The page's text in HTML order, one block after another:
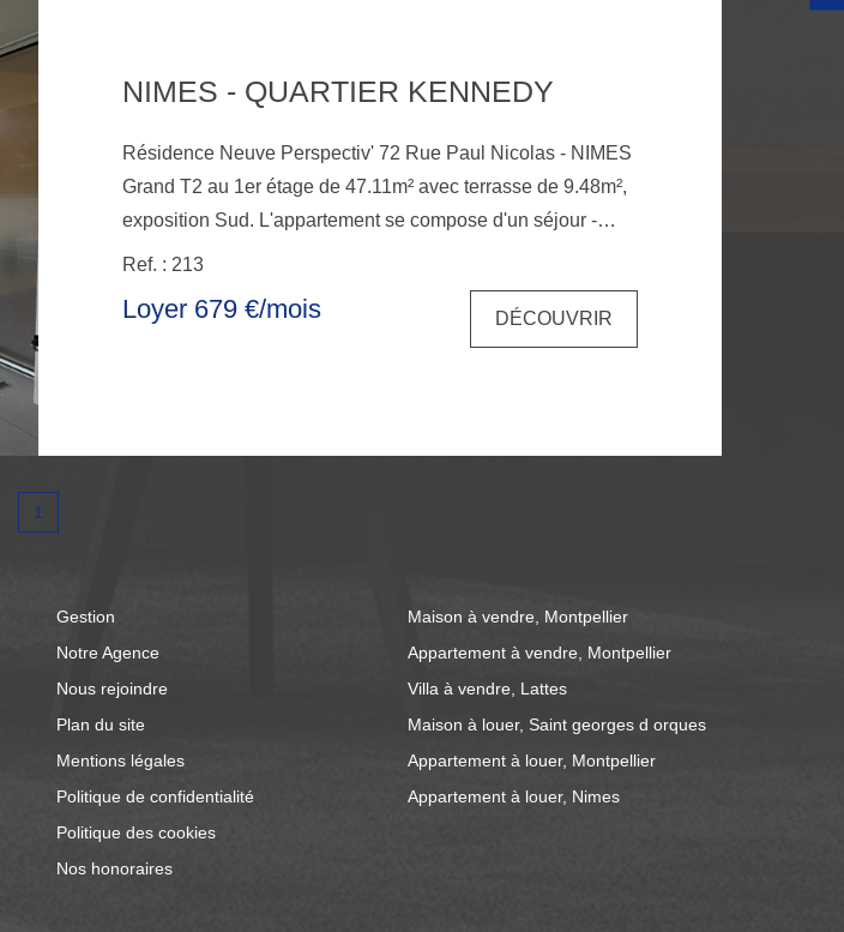
NIMES - QUARTIER KENNEDY
Résidence Neuve Perspectiv' 72 Rue Paul Nicolas - NIMES
Grand T2 au 1er étage de 47.11m² avec terrasse de 9.48m²,
exposition Sud. L'appartement se compose d'un séjour -
cuisine équipée de 25.17m², d'une chambre de 16m², d'une
salle de bain et d'un WC séparé. Deux places de parking
extérieures couvertes incluses.. A proximité de l'avenue
Kennedy et des arrêts de Tram Bus ligne T2 « les Amandiers
pour l'état des lieux). Disponible à partir du 4 Septembre.
Ref. : 213
Loyer 679 €/mois DÉCOUVRIR
1
Gestion
Notre Agence
Nous rejoindre
Plan du site
Mentions légales
Politique de confidentialité
Politique des cookies
Nos honoraires
Maison à vendre, Montpellier
Appartement à vendre, Montpellier
Villa à vendre, Lattes
Maison à louer, Saint georges d orques
Appartement à louer, Montpellier
Appartement à louer, Nimes